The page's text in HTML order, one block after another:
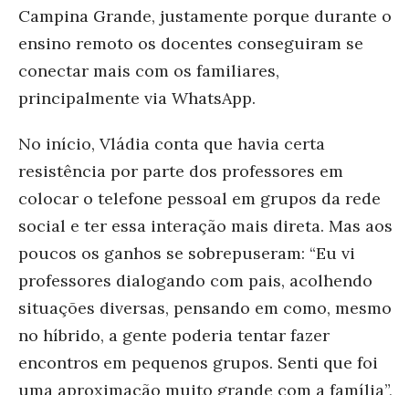
Campina Grande, justamente porque durante o
ensino remoto os docentes conseguiram se
conectar mais com os familiares,
principalmente via WhatsApp.
No início, Vládia conta que havia certa
resistência por parte dos professores em
colocar o telefone pessoal em grupos da rede
social e ter essa interação mais direta. Mas aos
poucos os ganhos se sobrepuseram: “Eu vi
professores dialogando com pais, acolhendo
situações diversas, pensando em como, mesmo
no híbrido, a gente poderia tentar fazer
encontros em pequenos grupos. Senti que foi
uma aproximação muito grande com a família”,